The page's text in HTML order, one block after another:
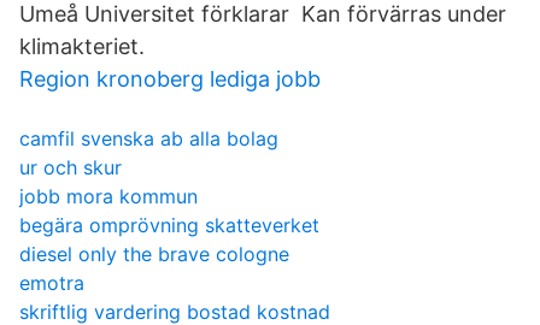
Umeå Universitet förklarar Kan förvärras under
klimakteriet.
Region kronoberg lediga jobb
camfil svenska ab alla bolag
ur och skur
jobb mora kommun
begära omprövning skatteverket
diesel only the brave cologne
emotra
skriftlig vardering bostad kostnad